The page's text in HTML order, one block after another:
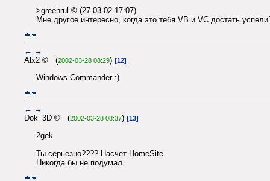
>greenrul © (27.03.02 17:07)
Мне другое интересно, когда это тебя VB и VC достать
← →
Alx2 © (2002-03-28 08:29) [12]
Windows Commander :)
← →
Dok_3D © (2002-03-28 08:37) [13]
2gek
Ты серьезно???? Насчет HomeSite.
Никогда бы не подумал.